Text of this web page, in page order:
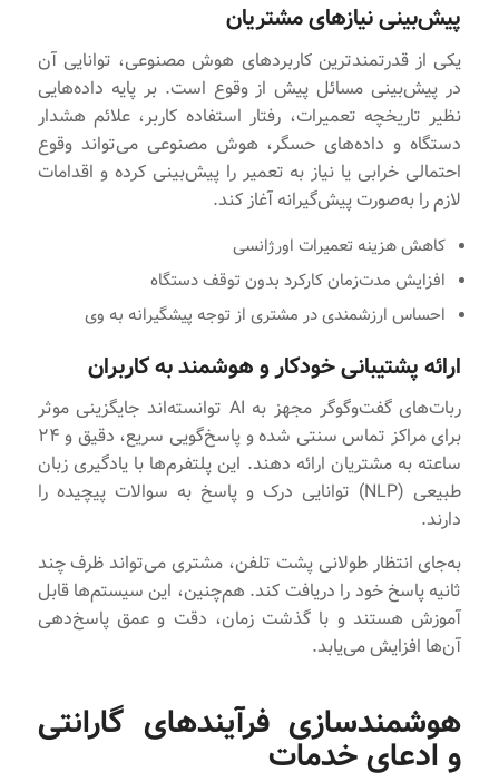
پیش‌بینی نیازهای مشتریان
یکی از قدرتمندترین کاربردهای هوش مصنوعی، توانایی آن
در پیش‌بینی مسائل پیش از وقوع است. بر پایه داده‌هایی
نظیر تاریخچه تعمیرات، رفتار استفاده کاربر، علائم هشدار
دستگاه و داده‌های حسگر، هوش مصنوعی می‌تواند وقوع
احتمالی خرابی یا نیاز به تعمیر را پیش‌بینی کرده و اقدامات
لازم را به‌صورت پیش‌گیرانه آغاز کند.
کاهش هزینه تعمیرات اورژانسی
افزایش مدت‌زمان کارکرد بدون توقف دستگاه
احساس ارزشمندی در مشتری از توجه پیشگیرانه به وی
ارائه پشتیبانی خودکار و هوشمند به کاربران
ربات‌های گفت‌وگوگر مجهز به AI توانسته‌اند جایگزینی موثر
برای مراکز تماس سنتی شده و پاسخ‌گویی سریع، دقیق و ۲۴
ساعته به مشتریان ارائه دهند. این پلتفرم‌ها با یادگیری زبان
طبیعی (NLP) توانایی درک و پاسخ به سوالات پیچیده را
دارند.
به‌جای انتظار طولانی پشت تلفن، مشتری می‌تواند ظرف چند
ثانیه پاسخ خود را دریافت کند. هم‌چنین، این سیستم‌ها قابل
آموزش هستند و با گذشت زمان، دقت و عمق پاسخ‌دهی
آن‌ها افزایش می‌یابد.
هوشمندسازی فرآیندهای گارانتی
و ادعای خدمات